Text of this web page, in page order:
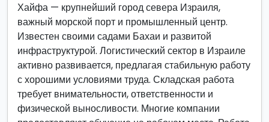
Хайфа — крупнейший город севера Израиля,
важный морской порт и промышленный центр.
Известен своими садами Бахаи и развитой
инфраструктурой. Логистический сектор в Израиле
активно развивается, предлагая стабильную работу
с хорошими условиями труда. Складская работа
требует внимательности, ответственности и
физической выносливости. Многие компании